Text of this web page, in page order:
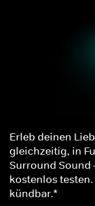
Erleb deinen
gleichzeitig, in
Surround Sound
kostenlos
kündbar.*